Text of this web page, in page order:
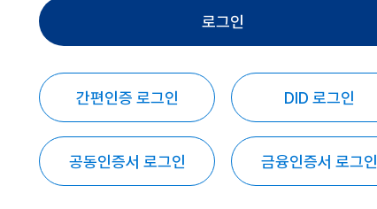
로그인
간편인증 로그인 DID 로그인
공동인증서 로그인 금융인증서 로그인